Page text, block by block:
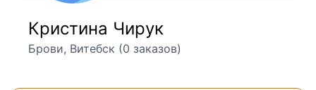
Кристина Чирук
Брови, Витебск (0 заказов)